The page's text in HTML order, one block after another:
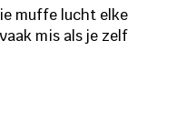
muffe lucht elke
mis als je zelf